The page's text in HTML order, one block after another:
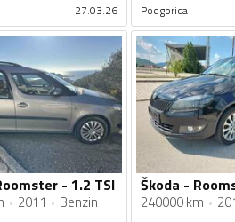
27.03.26 Podgorica
- 1.2 TSI
2011 Benzin
Škoda -
240000 km